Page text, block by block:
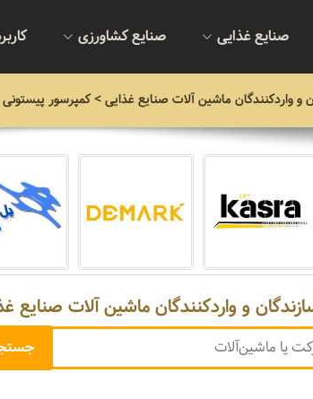
صنایع غذایی صنایع کشاورزی
و واردکنندگان ماشین آلات صنایع غذایی> کمپرسور پیستونی
و واردکنندگان ماشین آلات صنایع